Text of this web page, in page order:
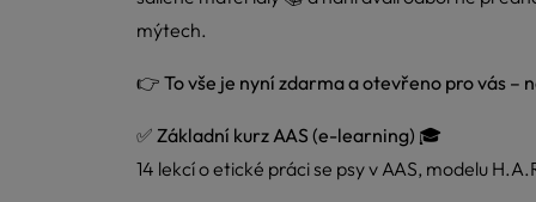
mýtech.
👉 To vše je nyní zdarma a otevřeno pro vás –
✅ Základní kurz AAS (e-learning) 🎓
14 lekcí o etické práci se psy v AAS, modelu